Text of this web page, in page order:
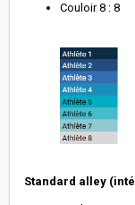
Couloir 8 : 8
Standard alley